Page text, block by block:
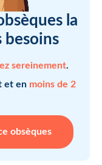
la
besoins
sereinement.
et en moins de 2
obsèques